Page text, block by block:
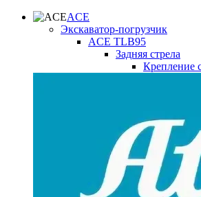
ACE
Экскаватор-погрузчик
ACE TLB95
Задняя стрела
Крепление